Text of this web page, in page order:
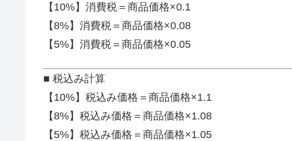
【10%】消費税＝商品価格×0.1
【8%】消費税＝商品価格×0.08
【5%】消費税＝商品価格×0.05
■ 税込み計算
【10%】税込み価格＝商品価格×1.1
【8%】税込み価格＝商品価格×1.08
【5%】税込み価格＝商品価格×1.05